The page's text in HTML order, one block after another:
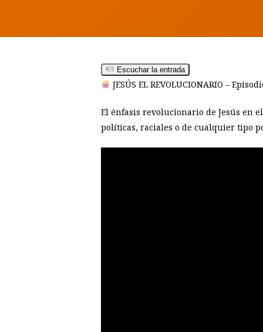
Escuchar la entrada
JESÚS EL REVOLUCIONARIO –
El énfasis revolucionario de Jesús en
políticas, raciales o de cualquier tipo